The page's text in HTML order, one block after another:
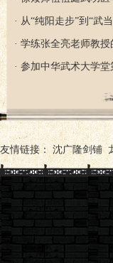
· 从“纯阳走步”到“武
· 学练张全亮老师教
· 参加中华武术大学堂
友情链接：沈广隆剑铺